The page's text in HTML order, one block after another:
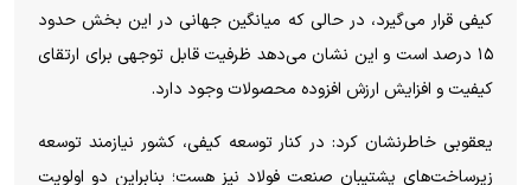
کیفی قرار می‌گیرد، در حالی که میانگین جهانی در این بخش حدود
۱۵ درصد است و این نشان می‌دهد ظرفیت قابل توجهی برای ارتقای
کیفیت و افزایش ارزش افزوده محصولات وجود دارد.
یعقوبی خاطرنشان کرد: در کنار توسعه کیفی، کشور نیازمند توسعه
زیرساخت‌های پشتیبان صنعت فولاد نیز هست؛ بنابراین دو اولویت